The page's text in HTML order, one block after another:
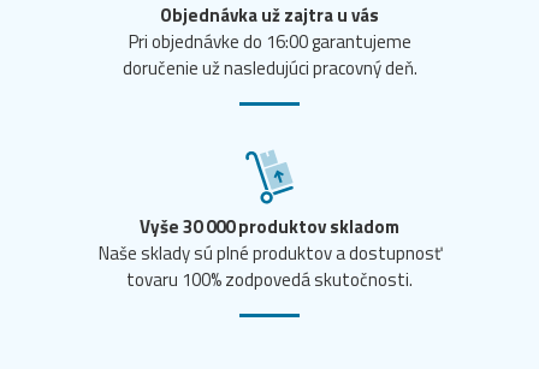
Objednávka už zajtra u vás
Pri objednávke do 16:00 garantujeme
doručenie už nasledujúci pracovný deň.
Vyše 30 000 produktov skladom
Naše sklady sú plné produktov a dostupnosť
tovaru 100% zodpovedá skutočnosti.